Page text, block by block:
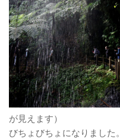
が見えます）
びちょびちょになりました。